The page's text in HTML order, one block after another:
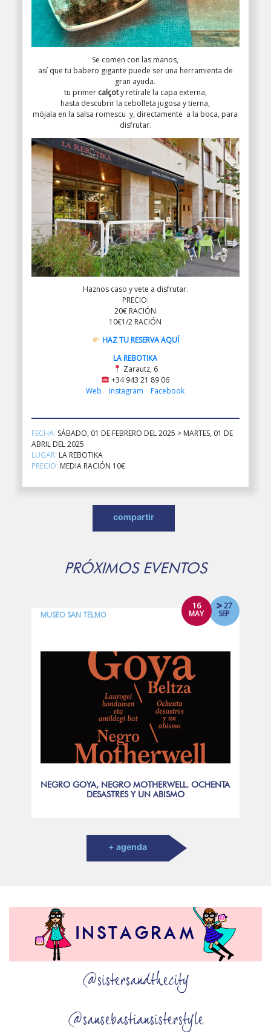
Se comen con las manos,
así que tu babero gigante puede ser una herramienta de
gran ayuda.
tu primer calçoty retírale la capa externa,
hasta descubrir la cebolleta jugosa y tierna,
mójala en la salsa romescu y, directamente a la boca, para
disfrutar.
Haznos caso y vete a disfrutar.
PRECIO:
20€ RACIÓN
10€1/2 RACIÓN
HAZ TU RESERVA AQUÍ
LA REBOTIKA
Zarautz, 6
+34 943 21 89 06
Web
Instagram Facebook
FECHA: SÁBADO, 01 DE FEBRERO DEL 2025 > MARTES, 01 DE
ABRIL DEL 2025
LUGAR: LA REBOTIKA
PRECIO: MEDIA RACIÓN 10€
compartir
PRÓXIMOS EVENTOS
16
MAY
27
SEP
MUSEO SAN TELMO
NEGRO GOYA, NEGRO MOTHERWELL. OCHENTA
DESASTRES Y UN ABISMO
+ agenda
@sistersandthecity
@sansebastiansisterstyle